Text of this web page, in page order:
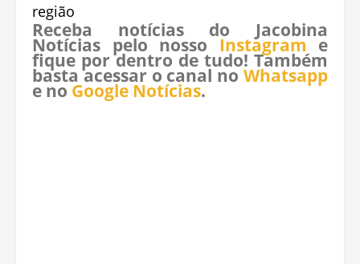
região
Receba notícias do Jacobina
Notícias pelo nosso Instagram e
fique por dentro de tudo! Também
basta acessar o canal no Whatsapp
e no Google Notícias.